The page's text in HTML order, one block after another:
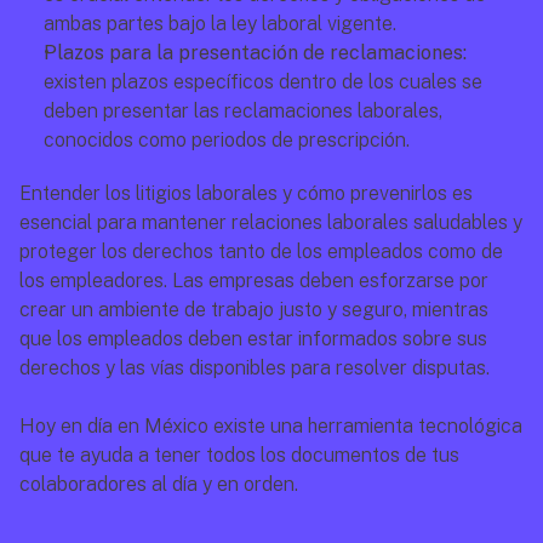
ambas partes bajo la ley laboral vigente.
Plazos para la presentación de reclamaciones:
existen plazos específicos dentro de los cuales se
deben presentar las reclamaciones laborales,
conocidos como periodos de prescripción.
Entender los litigios laborales y cómo prevenirlos es
esencial para mantener relaciones laborales saludables y
proteger los derechos tanto de los empleados como de
los empleadores. Las empresas deben esforzarse por
crear un ambiente de trabajo justo y seguro, mientras
que los empleados deben estar informados sobre sus
derechos y las vías disponibles para resolver disputas.
Hoy en día en México existe una herramienta tecnológica
que te ayuda a tener todos los documentos de tus
colaboradores al día y en orden.